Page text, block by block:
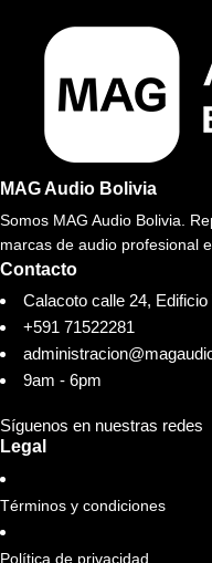
MAG Audio Bolivia
Somos MAG Audio Bolivia.
marcas de audio profesional
Contacto
Calacoto calle 24,
+591 71522281
9am - 6pm
Síguenos en nuestras redes
Legal
Términos y condiciones
Política de privacidad